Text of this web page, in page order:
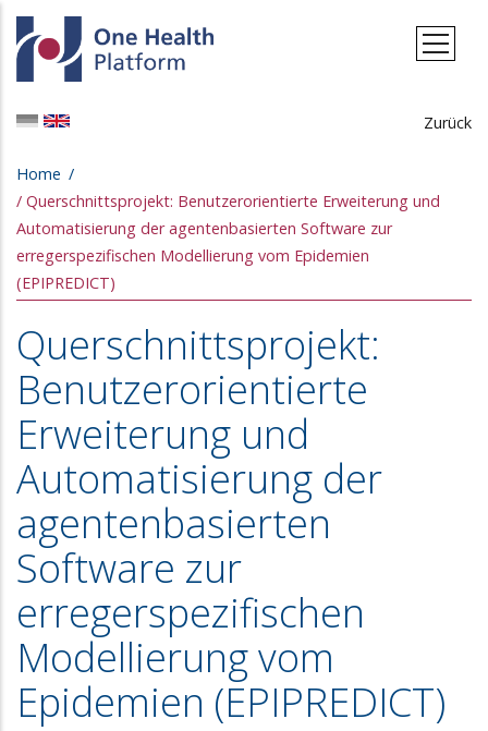
Skip to main content
Zurück
Breadcrumb
Home
Querschnittsprojekt: Benutzerorientierte Erweiterung und
Automatisierung der agentenbasierten Software zur
erregerspezifischen Modellierung vom Epidemien
(EPIPREDICT)
Querschnittsprojekt:
Benutzerorientierte
Erweiterung und
Automatisierung der
agentenbasierten
Software zur
erregerspezifischen
Modellierung vom
Epidemien (EPIPREDICT)